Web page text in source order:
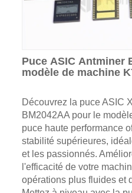
Puce ASIC Antminer
modèle de machine
Découvrez la puce ASIC
BM2042AA pour le
puce haute performance
stabilité supérieures,
et les passionnés.
l'efficacité de votre
opérations plus fluides et